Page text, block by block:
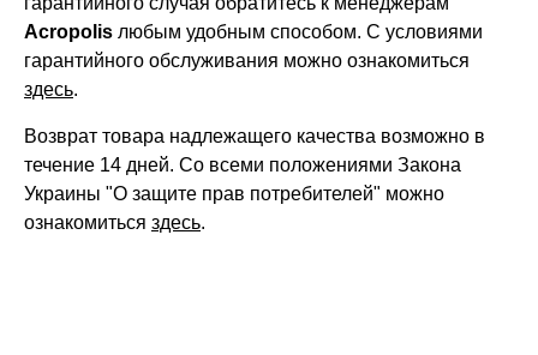
Acropolis любым удобным способом. С условиями
гарантийного обслуживания можно ознакомиться
здесь.
Возврат товара надлежащего качества возможно в
течение 14 дней. Со всеми положениями Закона
Украины "О защите прав потребителей" можно
ознакомиться здесь.